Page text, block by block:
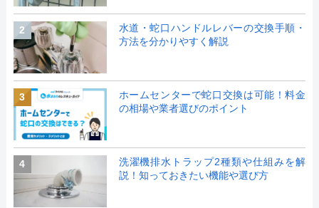
2
水道・蛇口ハンドルレバーの交換手順・
方法を分かりやすく解説
3
ホームセンターで蛇口交換は可能！料金
の相場や業者選びのポイント
4
洗濯機排水トラップ2種類や仕組みを解
説！知っておきたい機能や選び方